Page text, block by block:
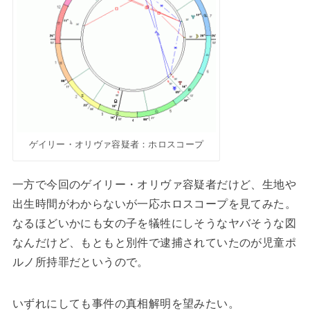
ゲイリー・オリヴァ容疑者：ホロスコープ
一方で今回のゲイリー・オリヴァ容疑者だけど、生地や
出生時間がわからないが一応ホロスコープを見てみた。
なるほどいかにも女の子を犠牲にしそうなヤバそうな図
なんだけど、もともと別件で逮捕されていたのが児童ポ
ルノ所持罪だというので。
いずれにしても事件の真相解明を望みたい。